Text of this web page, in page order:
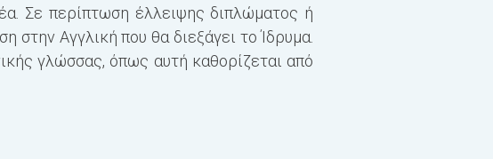
Σε περίπτωση έλλειψης διπλώματος ή
στην Αγγλική που θα διεξάγει το Ίδρυμα.
γλώσσας, όπως αυτή καθορίζεται από